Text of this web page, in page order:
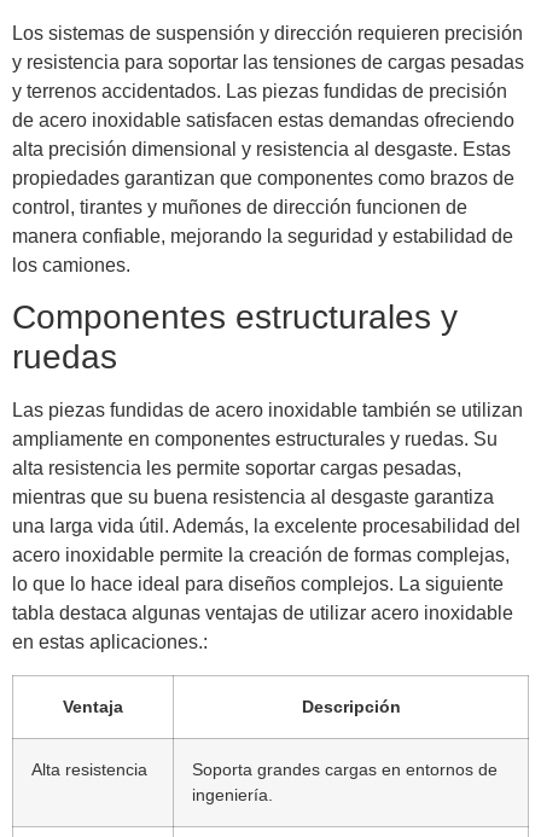
Los sistemas de suspensión y dirección requieren precisión
y resistencia para soportar las tensiones de cargas pesadas
y terrenos accidentados. Las piezas fundidas de precisión
de acero inoxidable satisfacen estas demandas ofreciendo
alta precisión dimensional y resistencia al desgaste. Estas
propiedades garantizan que componentes como brazos de
control, tirantes y muñones de dirección funcionen de
manera confiable, mejorando la seguridad y estabilidad de
los camiones.
Componentes estructurales y
ruedas
Las piezas fundidas de acero inoxidable también se utilizan
ampliamente en componentes estructurales y ruedas. Su
alta resistencia les permite soportar cargas pesadas,
mientras que su buena resistencia al desgaste garantiza
una larga vida útil. Además, la excelente procesabilidad del
acero inoxidable permite la creación de formas complejas,
lo que lo hace ideal para diseños complejos. La siguiente
tabla destaca algunas ventajas de utilizar acero inoxidable
en estas aplicaciones.:
Ventaja Descripción
Alta resistencia
Soporta grandes cargas en entornos de
ingeniería.